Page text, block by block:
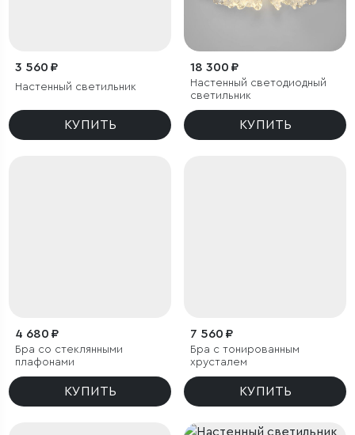
3 560 ₽
Настенный светильник
КУПИТЬ
18 300 ₽
Настенный светодиодный
светильник
КУПИТЬ
4 680 ₽
Бра со стеклянными
плафонами
КУПИТЬ
7 560 ₽
Бра с тонированным
хрусталем
КУПИТЬ